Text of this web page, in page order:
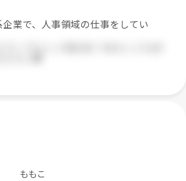
業で、人事領域の仕事をしてい
ももこ